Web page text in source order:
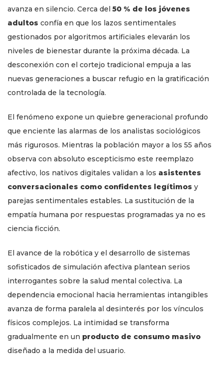
avanza en silencio. Cerca del 50 % de los jóvenes
adultos confía en que los lazos sentimentales
gestionados por algoritmos artificiales elevarán los
niveles de bienestar durante la próxima década. La
desconexión con el cortejo tradicional empuja a las
nuevas generaciones a buscar refugio en la gratificación
controlada de la tecnología.
El fenómeno expone un quiebre generacional profundo
que enciente las alarmas de los analistas sociológicos
más rigurosos. Mientras la población mayor a los 55 años
observa con absoluto escepticismo este reemplazo
afectivo, los nativos digitales validan a los asistentes
conversacionales como confidentes legítimos y
parejas sentimentales estables. La sustitución de la
empatía humana por respuestas programadas ya no es
ciencia ficción.
El avance de la robótica y el desarrollo de sistemas
sofisticados de simulación afectiva plantean serios
interrogantes sobre la salud mental colectiva. La
dependencia emocional hacia herramientas intangibles
avanza de forma paralela al desinterés por los vínculos
físicos complejos. La intimidad se transforma
gradualmente en un producto de consumo masivo
diseñado a la medida del usuario.